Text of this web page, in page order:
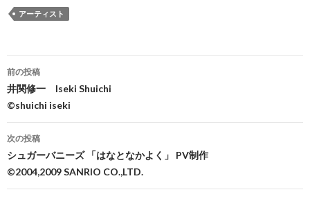
アーティスト
投
稿
ナ
ビ
ゲ
前の投稿
井関修一 Iseki Shuichi
©shuichi iseki
次の投稿
シュガーバニーズ 「はなとなかよく」 PV制作
©2004,2009 SANRIO CO.,LTD.